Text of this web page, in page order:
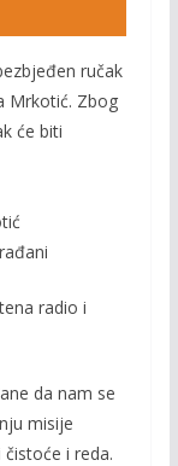
ručak
Mrkotić. Zbog
će biti
radio i
da nam se
misije
i reda.